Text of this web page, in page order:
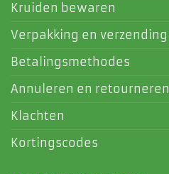
Kruiden bewaren
Verpakking en verzending
Betalingsmethodes
Annuleren en retourneren
Klachten
Kortingscodes